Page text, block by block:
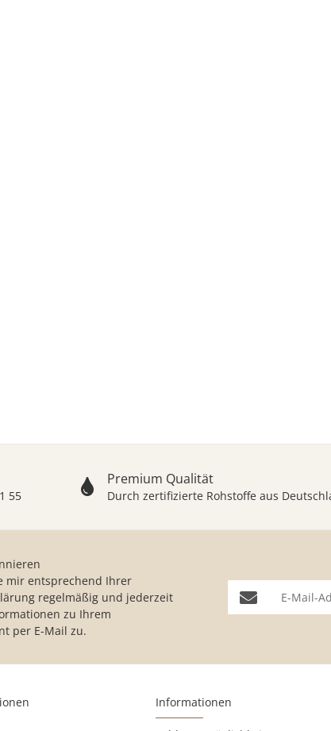
55
Premium Qualität
Durch zertifizierte Rohstoffe aus
mir entsprechend Ihrer
regelmäßig und jederzeit
zu Ihrem
per E-Mail zu.
E-Mail-Adresse
Informationen